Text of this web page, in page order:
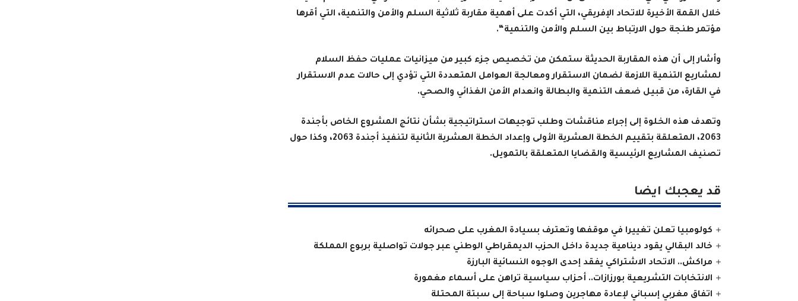
خلال القمة الأخيرة للاتحاد الإفريقي، التي أكدت على أهمية مقاربة ثلاثية السلم والأمن والتنمية، التي أقرها
مؤتمر طنجة حول الارتباط بين السلم والأمن والتنمية“.
وأشار إلى أن هذه المقاربة الحديثة ستمكن من تخصيص جزء كبير من ميزانيات عمليات حفظ السلام
لمشاريع التنمية اللازمة لضمان الاستقرار ومعالجة العوامل المتعددة التي تؤدي إلى حالات عدم الاستقرار
في القارة، من قبيل ضعف التنمية والبطالة وانعدام الأمن الغذائي والصحي.
وتهدف هذه الخلوة إلى إجراء مناقشات وطلب توجيهات استراتيجية بشأن نتائج المشروع الخاص بأجندة
2063، المتعلقة بتقييم الخطة العشرية الأولى وإعداد الخطة العشرية الثانية لتنفيذ أجندة 2063، وكذا حول
تصنيف المشاريع الرئيسية والقضايا المتعلقة بالتمويل.
قد يعجبك ايضا
كولومبيا تعلن تغييرا في موقفها وتعترف بسيادة المغرب على صحرائه
خالد البقالي يقود دينامية جديدة داخل الحزب الديمقراطي الوطني عبر جولات تواصلية بربوع المملكة
مراكش.. الاتحاد الاشتراكي يفقد إحدى الوجوه النسائية البارزة
الانتخابات التشريعية بورزازات.. أحزاب سياسية تراهن على أسماء مغمورة
اتفاق مغربي إسباني لإعادة مهاجرين وصلوا سباحة إلى سبتة المحتلة